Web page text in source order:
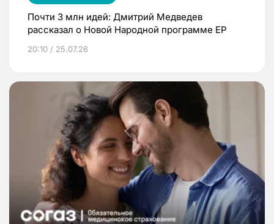
Почти 3 млн идей: Дмитрий Медведев
рассказал о Новой Народной программе ЕР
20:10 / 25.07.26